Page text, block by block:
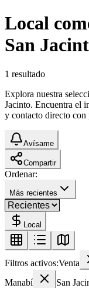
Local
San
1 resultado
Explora nuestra
Jacinto. Encuentra el
y contacto directo
Avísame
Compartir
Ordenar:
Más recientes
Local
Filtros activos:Venta
Manabí
San